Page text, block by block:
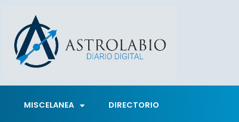
MISCELANEA DIRECTORIO